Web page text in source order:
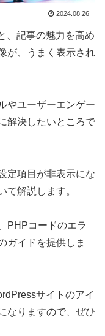
2024.08.26
、記事の魅力を高め
が、うまく表示され
やユーザーエンゲー
解決したいところで
定項目が非表示にな
て解説します。
PHPコードのエラ
ガイドを提供しま
サイトのアイ
なりますので、ぜひ